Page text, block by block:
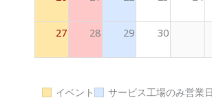
27 28 29 30
イベント サービス工場のみ営業